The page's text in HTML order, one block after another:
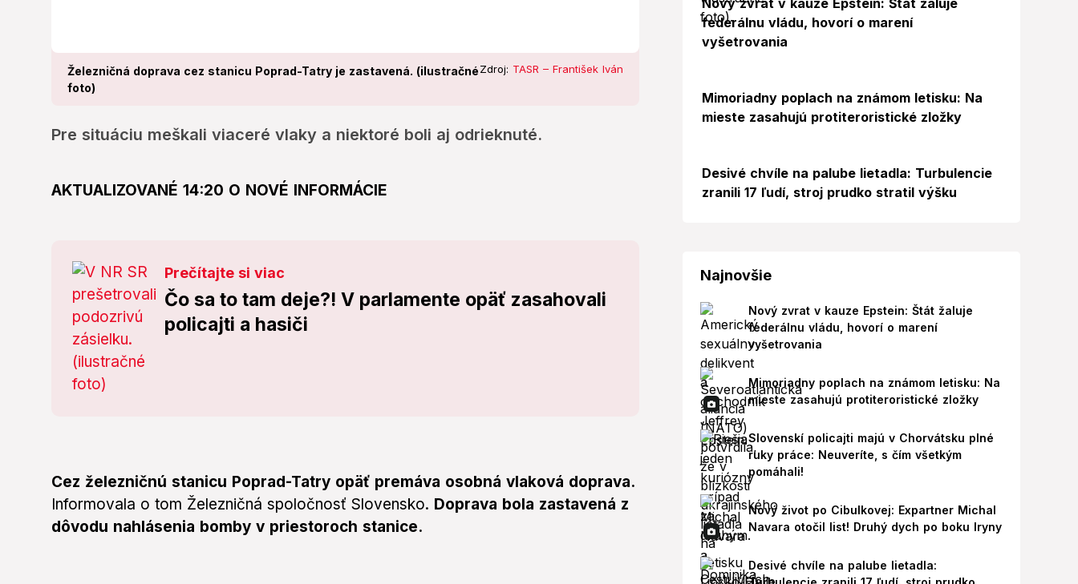
Železničná doprava cez stanicu Poprad-Tatry je zastavená. (ilustračné
foto)
Zdroj: TASR – František Iván
Pre situáciu meškali viaceré vlaky a niektoré boli aj odrieknuté.
AKTUALIZOVANÉ 14:20 O NOVÉ INFORMÁCIE
Prečítajte si viac
Čo sa to tam deje?! V parlamente opäť zasahovali
policajti a hasiči
Cez železničnú stanicu Poprad-Tatry opäť premáva osobná vlaková doprava.
Informovala o tom Železničná spoločnosť Slovensko. Doprava bola zastavená z
dôvodu nahlásenia bomby v priestoroch stanice.
Nový zvrat v kauze Epstein: Štát žaluje
federálnu vládu, hovorí o marení
vyšetrovania
Foto
Mimoriadny poplach na známom letisku: Na
mieste zasahujú protiteroristické zložky
Desivé chvíle na palube lietadla: Turbulencie
zranili 17 ľudí, stroj prudko stratil výšku
Najnovšie
Nový zvrat v kauze Epstein: Štát žaluje
federálnu vládu, hovorí o marení
vyšetrovania
Mimoriadny poplach na známom letisku: Na
mieste zasahujú protiteroristické zložky
Slovenskí policajti majú v Chorvátsku plné
ruky práce: Neuveríte, s čím všetkým
pomáhali!
Nový život po Cibulkovej: Expartner Michal
Navara otočil list! Druhý dych po boku Iryny
Desivé chvíle na palube lietadla: